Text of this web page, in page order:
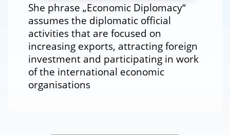
She phrase „Economic Diplomacy“
assumes the diplomatic official
activities that are focused on
increasing exports, attracting foreign
investment and participating in work
of the international economic
organisations